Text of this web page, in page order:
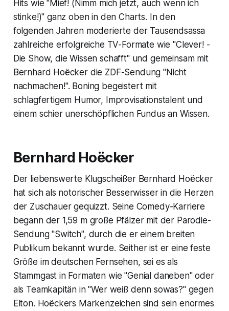
Hits wie "Mief! (Nimm mich jetzt, auch wenn ich
stinke!)" ganz oben in den Charts. In den
folgenden Jahren moderierte der Tausendsassa
zahlreiche erfolgreiche TV-Formate wie "Clever! -
Die Show, die Wissen schafft" und gemeinsam mit
Bernhard Hoëcker die ZDF-Sendung "Nicht
nachmachen!". Boning begeistert mit
schlagfertigem Humor, Improvisationstalent und
einem schier unerschöpflichen Fundus an Wissen.
Bernhard Hoëcker
Der liebenswerte Klugscheißer Bernhard Hoëcker
hat sich als notorischer Besserwisser in die Herzen
der Zuschauer gequizzt. Seine Comedy-Karriere
begann der 1,59 m große Pfälzer mit der Parodie-
Sendung "Switch", durch die er einem breiten
Publikum bekannt wurde. Seither ist er eine feste
Größe im deutschen Fernsehen, sei es als
Stammgast in Formaten wie "Genial daneben" oder
als Teamkapitän in "Wer weiß denn sowas?" gegen
Elton. Hoëckers Markenzeichen sind sein enormes